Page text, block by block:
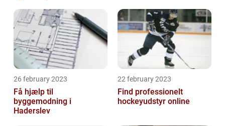
26 february 2023
Få hjælp til
byggemodning i
Haderslev
22 february 2023
Find professionelt
hockeyudstyr online